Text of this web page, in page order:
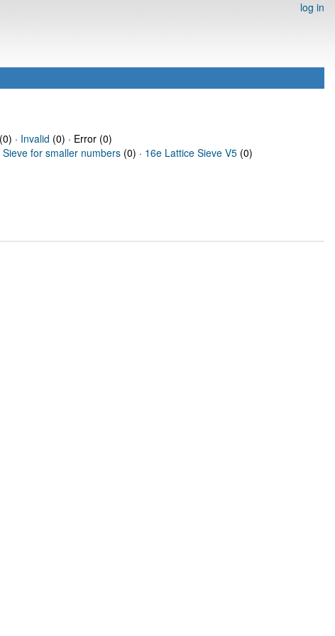
log in
(0) · Invalid (0) · Error (0)
for smaller numbers (0) · 16e Lattice Sieve V5 (0)